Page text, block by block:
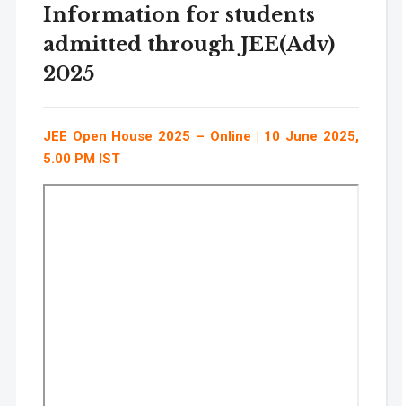
Information for students
admitted through JEE(Adv)
2025
JEE Open House 2025 – Online | 10 June 2025,
5.00 PM IST